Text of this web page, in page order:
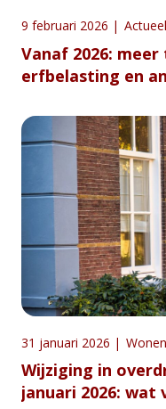
9 februari 2026 | Actueel
Vanaf 2026:
erfbelasting en
31 januari 2026 | Wonen
Wijziging in
januari 2026: wat